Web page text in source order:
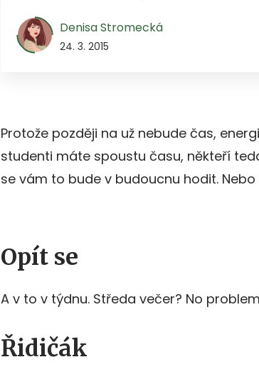
Denisa Stromecká
24. 3. 2015
Protože později na už nebude čas,
studenti máte spoustu času, někteří
se vám to bude v budoucnu hodit. Nebo
Opít se
A v to v týdnu. Středa večer? No
Řidičák